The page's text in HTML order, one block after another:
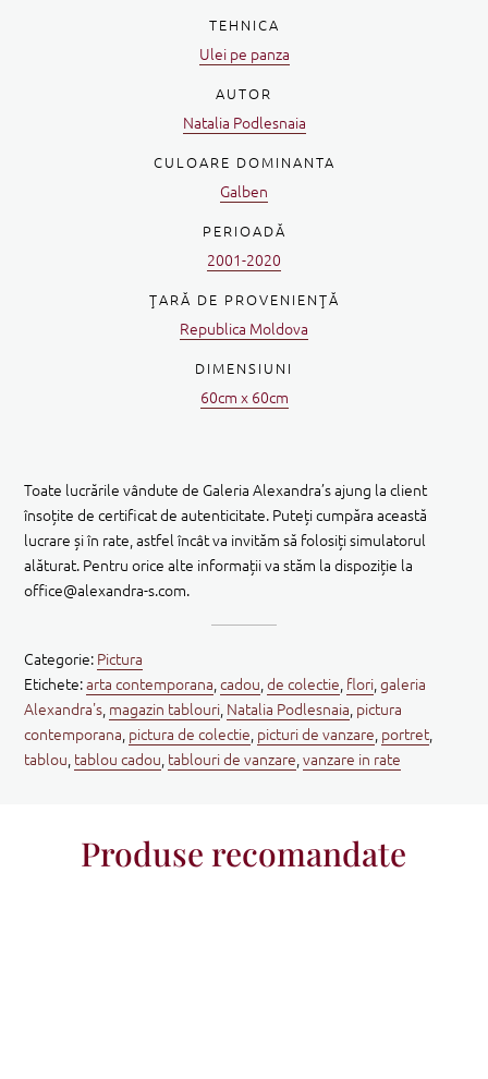
TEHNICA
Ulei pe panza
AUTOR
Natalia Podlesnaia
CULOARE DOMINANTA
Galben
PERIOADĂ
2001-2020
ŢARĂ DE PROVENIENŢĂ
Republica Moldova
DIMENSIUNI
60cm x 60cm
Toate lucrările vândute de Galeria Alexandra’s ajung la client
însoțite de certificat de autenticitate. Puteți cumpăra această
lucrare și în rate, astfel încât va invităm să folosiți simulatorul
alăturat. Pentru orice alte informații va stăm la dispoziție la
office@alexandra-s.com.
Categorie: Pictura
Etichete:arta contemporana,cadou,de colectie, flori,galeria
Alexandra's, magazin tablouri, Natalia Podlesnaia, pictura
contemporana, pictura de colectie, picturi de vanzare, portret,
tablou, tablou cadou, tablouri de vanzare,vanzare in rate
Produse recomandate